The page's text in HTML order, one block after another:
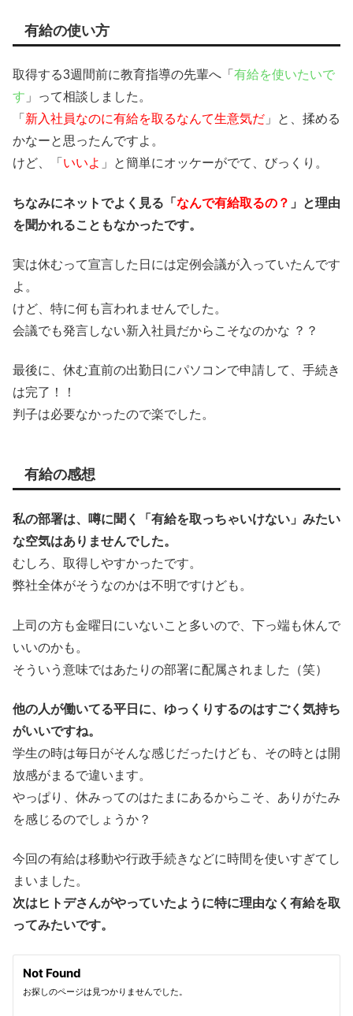
有給の使い方
取得する3週間前に教育指導の先輩へ「 有給を使いたいで
す 」って相談しました。
「 新入社員なのに有給を取るなんて生意気だ 」と、揉める
かなーと思ったんですよ。
けど、「 いいよ 」と簡単にオッケーがでて、びっくり。
ちなみにネットでよく見る「 なんで有給取るの？ 」と理由
を聞かれることもなかったです。
実は休むって宣言した日には定例会議が入っていたんです
よ。
けど、特に何も言われませんでした。
会議でも発言しない新入社員だからこそなのかな ？？
最後に、休む直前の出勤日にパソコンで申請して、手続き
は完了！！
判子は必要なかったので楽でした。
有給の感想
私の部署は、噂に聞く「有給を取っちゃいけない」みたい
な空気はありませんでした。
むしろ、取得しやすかったです。
弊社全体がそうなのかは不明ですけども。
上司の方も金曜日にいないこと多いので、下っ端も休んで
いいのかも。
そういう意味ではあたりの部署に配属されました（笑）
他の人が働いてる平日に、ゆっくりするのはすごく気持ち
がいいですね。
学生の時は毎日がそんな感じだったけども、その時とは開
放感がまるで違います。
やっぱり、休みってのはたまにあるからこそ、ありがたみ
を感じるのでしょうか？
今回の有給は移動や行政手続きなどに時間を使いすぎてし
まいました。
次はヒトデさんがやっていたように特に理由なく有給を取
ってみたいです。